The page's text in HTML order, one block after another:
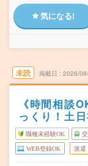
気になる!
未読 掲載日 2026/
《時間相談
っくり！土
職種未経験OK
WEB登録OK 派遣